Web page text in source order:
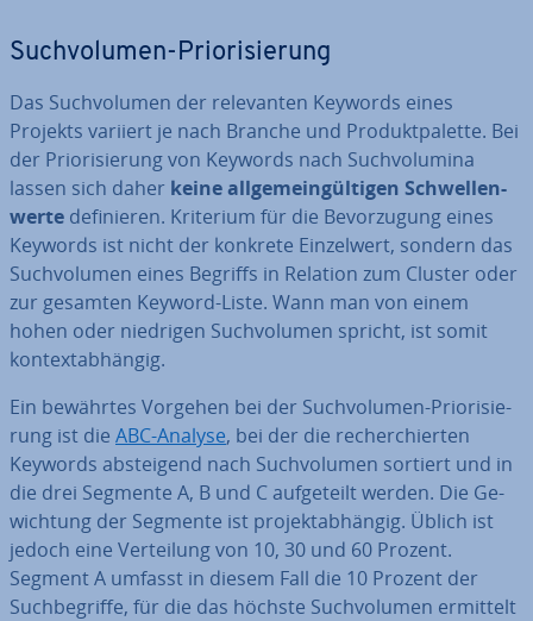
Such­vo­lu­men-Prio­ri­sie­rung
Das Such­vo­lu­men der re­le­van­ten Keywords eines
Projekts variiert je nach Branche und Pro­dukt­pa­let­te. Bei
der Prio­ri­sie­rung von Keywords nach Such­vo­lu­mi­na
lassen sich daher keine all­ge­mein­gül­ti­gen Schwel­len­
wer­te de­fi­nie­ren. Kriterium für die Be­vor­zu­gung eines
Keywords ist nicht der konkrete Ein­zel­wert, sondern das
Such­vo­lu­men eines Begriffs in Relation zum Cluster oder
zur gesamten Keyword-Liste. Wann man von einem
hohen oder niedrigen Such­vo­lu­men spricht, ist somit
kon­text­ab­hän­gig.
Ein bewährtes Vorgehen bei der Such­vo­lu­men-Prio­ri­sie­
rung ist die ABC-Analyse, bei der die re­cher­chier­ten
Keywords ab­stei­gend nach Such­vo­lu­men sortiert und in
die drei Segmente A, B und C auf­ge­teilt werden. Die Ge­
wich­tung der Segmente ist pro­jekt­ab­hän­gig. Üblich ist
jedoch eine Ver­tei­lung von 10, 30 und 60 Prozent.
Segment A umfasst in diesem Fall die 10 Prozent der
Such­be­grif­fe, für die das höchste Such­vo­lu­men ermittelt